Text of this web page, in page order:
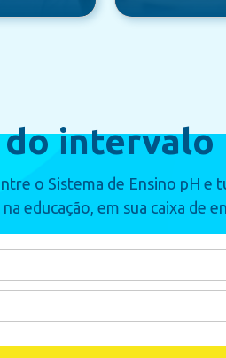
do intervalo
o Sistema de Ensino pH e
educação, em sua caixa de